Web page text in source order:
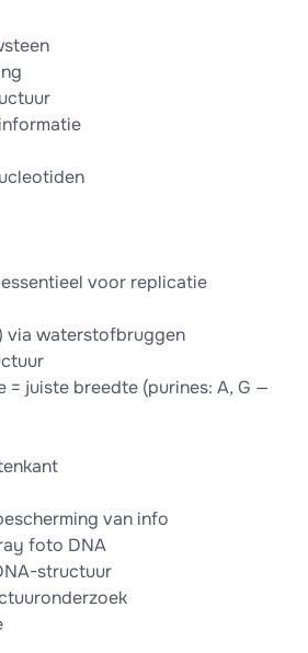
voor replicatie
via waterstofbruggen
= juiste breedte (purines: A, G —
van info
foto DNA
structuur